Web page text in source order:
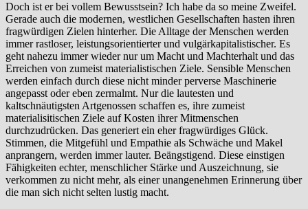
Doch ist er bei vollem Bewusstsein? Ich habe da so meine Zweifel.
Gerade auch die modernen, westlichen Gesellschaften hasten ihren
fragwürdigen Zielen hinterher. Die Alltage der Menschen werden
immer rastloser, leistungsorientierter und vulgärkapitalistischer. Es
geht nahezu immer wieder nur um Macht und Machterhalt und das
Erreichen von zumeist materialistischen Ziele. Sensible Menschen
werden einfach durch diese nicht minder perverse Maschinerie
angepasst oder eben zermalmt. Nur die lautesten und
kaltschnäutigsten Artgenossen schaffen es, ihre zumeist
materialisitischen Ziele auf Kosten ihrer Mitmenschen
durchzudrücken. Das generiert ein eher fragwürdiges Glück.
Stimmen, die Mitgefühl und Empathie als Schwäche und Makel
anprangern, werden immer lauter. Beängstigend. Diese einstigen
Fähigkeiten echter, menschlicher Stärke und Auszeichnung, sie
verkommen zu nicht mehr, als einer unangenehmen Erinnerung über
die man sich nicht selten lustig macht.